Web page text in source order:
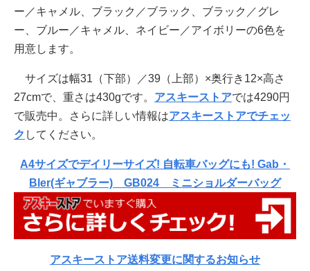
ー／キャメル、ブラック／ブラック、ブラック／グレ
ー、ブルー／キャメル、ネイビー／アイボリーの6色を
用意します。
サイズは幅31（下部）／39（上部）×奥行き12×高さ
27cmで、重さは430gです。 アスキーストアでは4290円
で販売中。さらに詳しい情報はアスキーストアでチェッ
ク してください。
A4サイズでデイリーサイズ! 自転車バッグにも! Gab・
Bler(ギャブラー) GB024 ミニショルダーバッグ
アスキーストア送料変更に関するお知らせ